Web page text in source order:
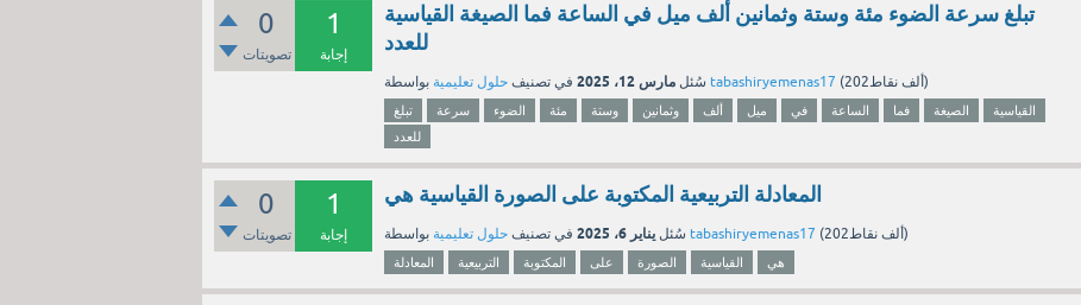
0
تصويتات
1
إجابة
تبلغ سرعة الضوء مئة وستة وثمانين ألف ميل في الساعة فما الصيغة القياسية
للعدد
سُئل مارس 12، 2025 في تصنيف حلول تعليمية tabashiryemenas17 ( 202ألف نقاط)
تبلغ سرعة الضوء مئة وستة وثمانين ألف ميل في الساعة فما الصيغة
القياسية
للعدد
0
تصويتات
1
إجابة
المعادلة التربيعية المكتوبة على الصورة القياسية هي
سُئل يناير 6، 2025 في تصنيف حلول تعليمية tabashiryemenas17 ( 202ألف نقاط)
المعادلة التربيعية المكتوبة على الصورة القياسية هي